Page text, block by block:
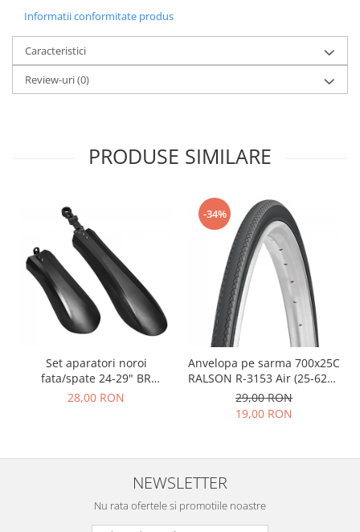
Informatii conformitate produs
Caracteristici
Review-uri(0)
PRODUSE SIMILARE
Set aparatori noroi
fata/spate 24-29" BR
Components, plastic, negre
28,00 RON
-34%
Anvelopa pe sarma 700x25C
RALSON R-3153 Air (25-622),
negru
29,00 RON
19,00 RON
NEWSLETTER
Nu rata ofertele si promotiile noastre